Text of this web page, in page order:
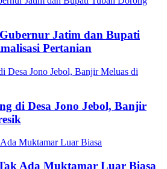
Jatim dan Bupati
Pertanian
di Desa Jono Jebol, Banjir
Ada Muktamar Luar Biasa